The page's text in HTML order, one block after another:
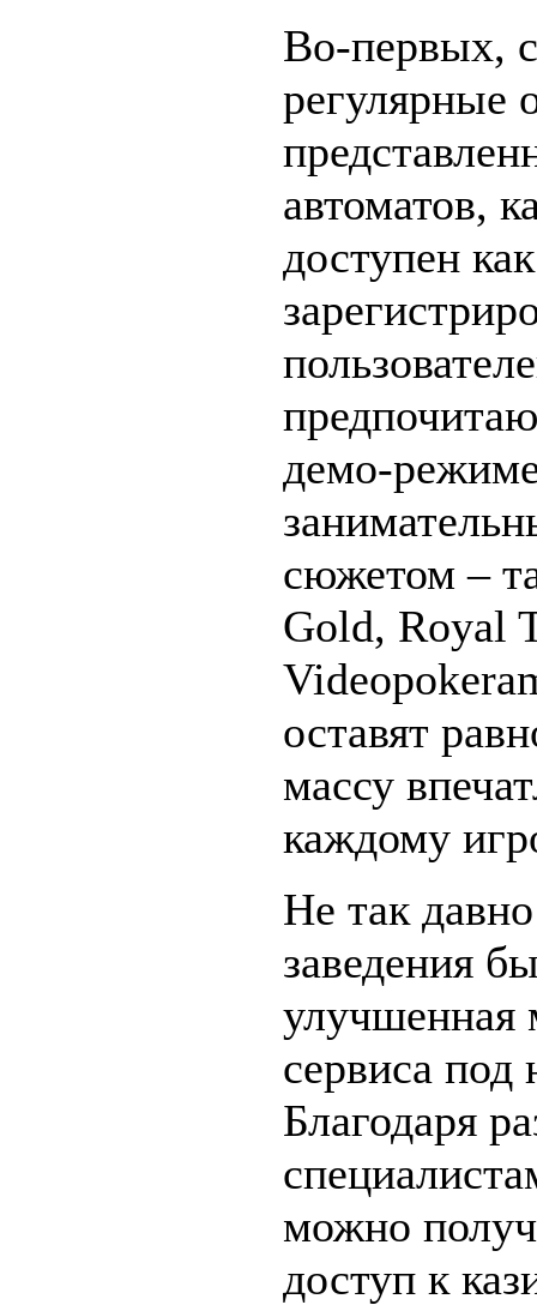
Во-первых,
регулярные
автоматов,
доступен
демо-
сюжетом –
Gold, Royal
оставят
массу
каждому
Не так
заведения
улучшенная
сервиса
Благодаря
можно
доступ к